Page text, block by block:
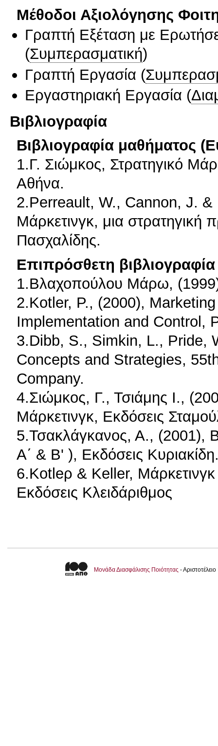
Μέθοδοι Αξιολόγησης
Γραπτή Εξέταση με
(Συμπερασματική)
Γραπτή Εργασία (
Εργαστηριακή Εργασία (
Βιβλιογραφία
Βιβλιογραφία μαθήματος
1.Γ. Σιώμκος, Στρατηγικό
Αθήνα.
2.Perreault, W., Cannon, J. &
Μάρκετινγκ, μια στρατηγική
Πασχαλίδης.
Επιπρόσθετη βιβλιογραφία
1.Βλαχοπούλου Μάρω,
2.Kotler, P., (2000),
Implementation and Control,
3.Dibb, S., Simkin, L., Pride,
Concepts and Strategies,
Company.
4.Σιώμκος, Γ., Τσιάμης Ι.,
Μάρκετινγκ, Εκδόσεις
5.Τσακλάγκανος, Α., (2001),
Α΄ & Β' ), Εκδόσεις
6.Kotleρ & Keller,
Εκδόσεις Κλειδάριθμος
Μονάδα Διασφάλισης Ποιότητας -